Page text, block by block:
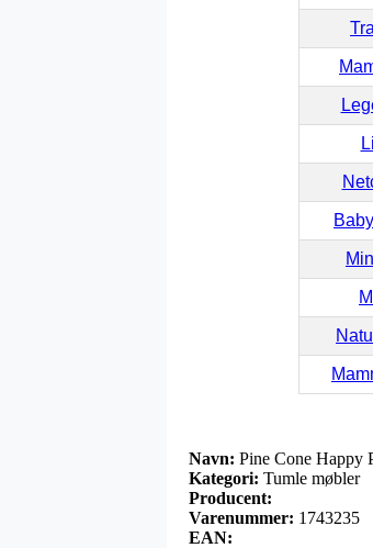
Navn: Pine Cone Happy
Kategori: Tumle møbler
Producent:
Varenummer: 1743235
EAN: